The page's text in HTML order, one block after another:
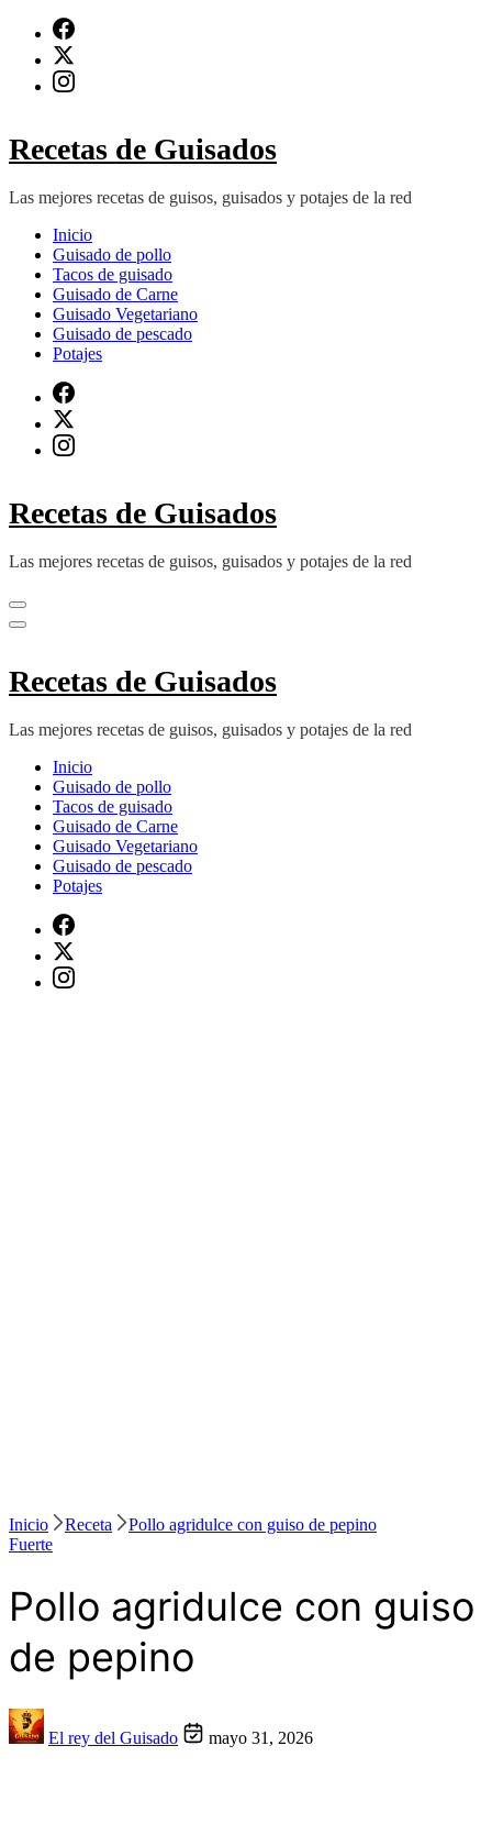
contenido
(presiona
Recetas de Guisados
Las mejores recetas de guisos, guisados y potajes de la red
Inicio
Guisado de pollo
Tacos de guisado
Guisado de Carne
Guisado Vegetariano
Guisado de pescado
Potajes
Recetas de Guisados
Las mejores recetas de guisos, guisados y potajes de la red
Recetas de Guisados
Las mejores recetas de guisos, guisados y potajes de la red
Inicio
Guisado de pollo
Tacos de guisado
Guisado de Carne
Guisado Vegetariano
Guisado de pescado
Potajes
Inicio Receta
Pollo agridulce con guiso de pepino
Fuerte
Pollo agridulce con guiso
de pepino
El rey del Guisado mayo 31, 2026